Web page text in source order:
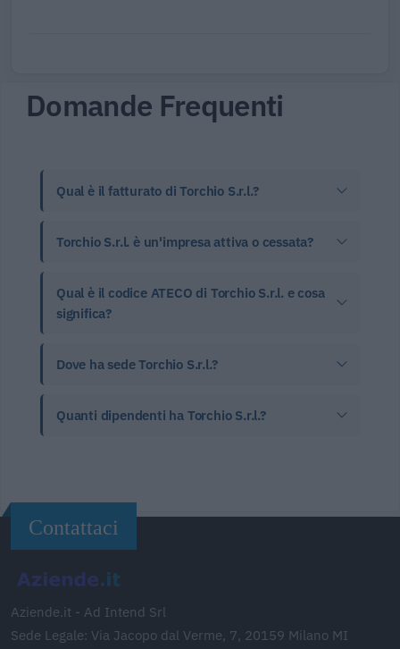
Domande Frequenti
Qual è il fatturato di Torchio S.r.l.?
Torchio S.r.l. è un'impresa attiva o cessata?
Qual è il codice ATECO di Torchio S.r.l. e cosa
significa?
Dove ha sede Torchio S.r.l.?
Quanti dipendenti ha Torchio S.r.l.?
Contattaci
Aziende.it - Ad Intend Srl
Sede Legale: Via Jacopo dal Verme, 7, 20159 Milano MI